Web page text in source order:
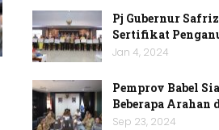
Pj Gubernur
Sertifikat
Jan 4, 2024
Pemprov Babel
Beberapa Arahan
Sep 23, 2024